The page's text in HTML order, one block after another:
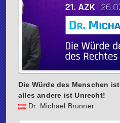
Die Würde des Menschen
alles andere ist Unrecht!
Dr. Michael Brunner